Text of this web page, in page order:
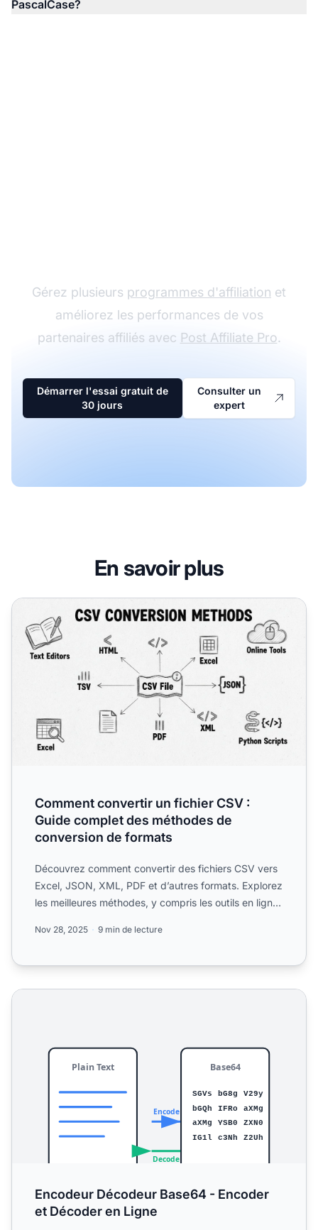
PascalCase?
Gérez plusieurs programmes d'affiliation et
améliorez les performances de vos
partenaires affiliés avec Post Affiliate Pro.
Démarrer l'essai gratuit de
30 jours
Consulter un
expert
En savoir plus
Comment convertir un fichier CSV : Guide complet des
Comment convertir un fichier CSV :
Guide complet des méthodes de
conversion de formats
Découvrez comment convertir des fichiers CSV vers
Excel, JSON, XML, PDF et d’autres formats. Explorez
les meilleures méthodes, y compris les outils en ligne,
Nov 28, 2025 9 min de lecture
Encodeur Décodeur Base64 - Encoder et Décoder en
Encodeur Décodeur Base64 - Encoder
et Décoder en Ligne